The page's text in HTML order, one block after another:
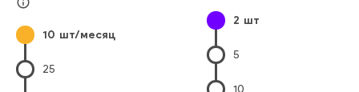
10 шт/месяц
25
2 шт
5
10